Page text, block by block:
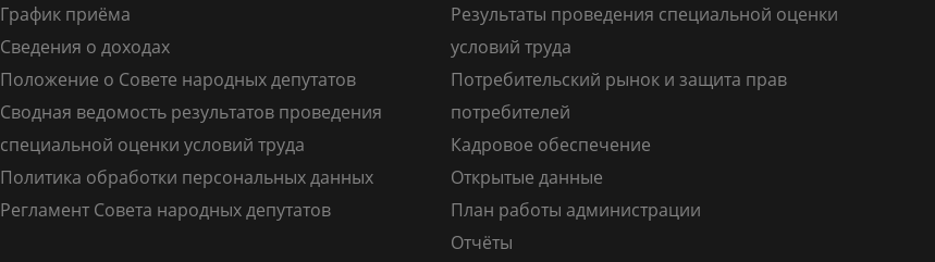
График приёма
Сведения о доходах
Положение о Совете народных депутатов
Сводная ведомость результатов проведения
специальной оценки условий труда
Политика обработки персональных данных
Регламент Совета народных депутатов
Результаты проведения специальной оценки
условий труда
Потребительский рынок и защита прав
потребителей
Кадровое обеспечение
Открытые данные
План работы администрации
Отчёты